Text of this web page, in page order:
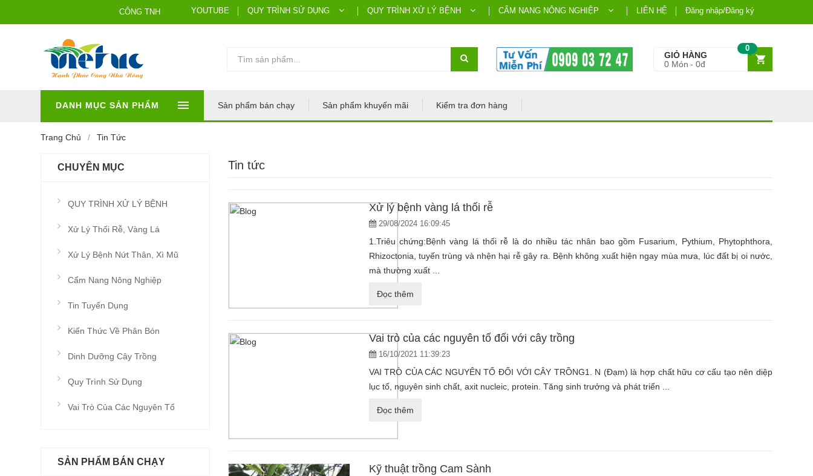
CÔNG TNHH HÓA SINH VIỆT ÚCYOUTUBE QUY TRÌNH SỬ DỤNG QUY TRÌNH XỬ LÝ BỆNH CẨM NANG NÔNG NGHIỆP LIÊN HỆ Đăng nhập/Đăng ký
GIỎ HÀNG
0
0 Món 0đ
DANH MỤC SẢN PHẨM Sản phẩm bán chạy Sản phẩm khuyến mãi Kiểm tra đơn hàng
Trang Chủ Tin Tức
Tin tức
Xử lý bệnh vàng lá thối rễ
29/08/2024 16:09:45
1.Triêu chứng:Bệnh vàng lá thối rễ là do nhiều tác nhân bao gồm Fusarium, Pythium, Phytophthora,
Rhizoctonia, tuyến trùng và nhện hại rễ gây ra. Bệnh không xuất hiện ngay mùa mưa, lúc đất bị oi nước,
mà thường xuất ...
Đọc thêm
Vai trò của các nguyên tố đối với cây trồng
16/10/2021 11:39:23
VAI TRÒ CỦA CÁC NGUYÊN TỐ ĐỐI VỚI CÂY TRỒNG1. N (Đạm) là hợp chất hữu cơ cấu tạo nên diệp
lục tố, nguyên sinh chất, axit nucleic, protein. Tăng sinh trưởng và phát triển ...
Đọc thêm
Kỹ thuật trồng Cam Sành
CHUYÊN MỤC
QUY TRÌNH XỬ LÝ BỆNH
Xử Lý Thối Rễ, Vàng Lá
Xử Lý Bệnh Nứt Thân, Xì Mũ
Cẩm Nang Nông Nghiệp
Tin Tuyển Dụng
Kiến Thức Về Phân Bón
Dinh Dưỡng Cây Trồng
Quy Trình Sử Dụng
Vai Trò Của Các Nguyên Tố
SẢN PHẨM BÁN CHẠY